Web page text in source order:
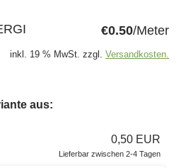
€0.50/Meter
inkl. 19 % MwSt. zzgl. Versandkosten.
aus:
0,50 EUR
Lieferbar zwischen 2-4 Tagen